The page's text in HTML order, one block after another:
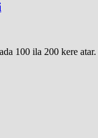
100 ila 200 kere atar.